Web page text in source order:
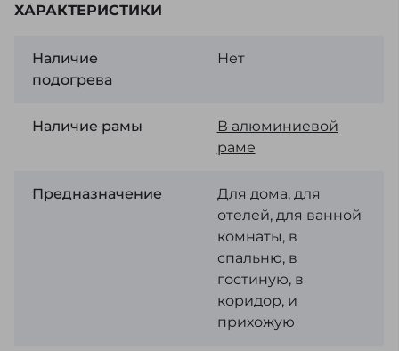
ХАРАКТЕРИСТИКИ
Наличие
подогрева
Нет
Наличие рамы
В алюминиевой
раме
Предназначение
Для дома, для
отелей, для ванной
комнаты, в
спальню, в
гостиную, в
коридор, и
прихожую